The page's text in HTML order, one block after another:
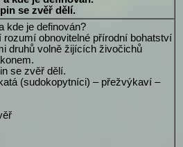
se zvěř dělí.
kde je definován?
obnovitelné přírodní bohatství
druhů volně žijících živočichů
se zvěř dělí.
(sudokopytníci) – přežvýkaví –